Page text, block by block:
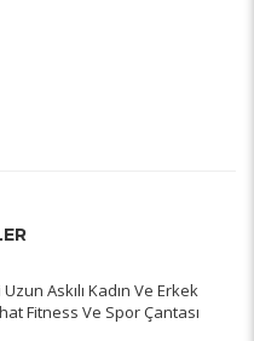
Askılı Kadın Ve Erkek
Fitness Ve Spor Çantası